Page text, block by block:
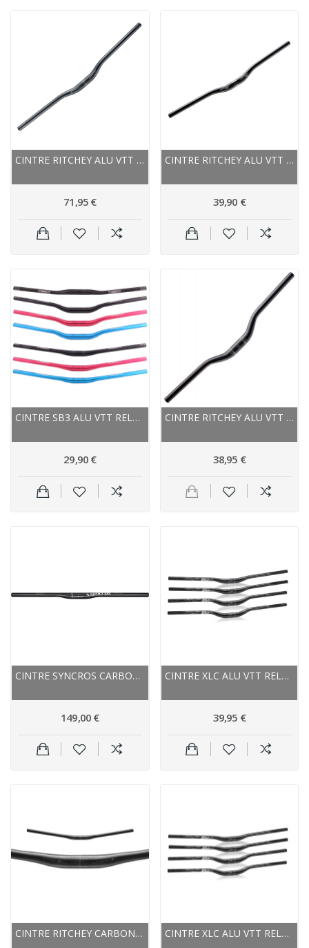
CINTRE RITCHEY ALU VTT RELEVÉ RIZER WCS OS...
71,95 €
CINTRE RITCHEY ALU VTT RELEVÉ RIZER COMP OS...
39,90 €
CINTRE SB3 ALU VTT RELEVÉ UNICOLOR AM740 20...
29,90 €
CINTRE RITCHEY ALU VTT RELEVÉ RIZER COMP OS...
38,95 €
CINTRE SYNCROS CARBON VTT PLAT FL1.0 CARBON T...
149,00 €
CINTRE XLC ALU VTT RELEVÉ ALL HB-M19 31.8 NOIR...
39,95 €
CINTRE RITCHEY CARBON VTT RELEVÉ WCS CARBON... CINTRE XLC ALU VTT RELEVÉ ALL HB-M19 31.8 NOIR...